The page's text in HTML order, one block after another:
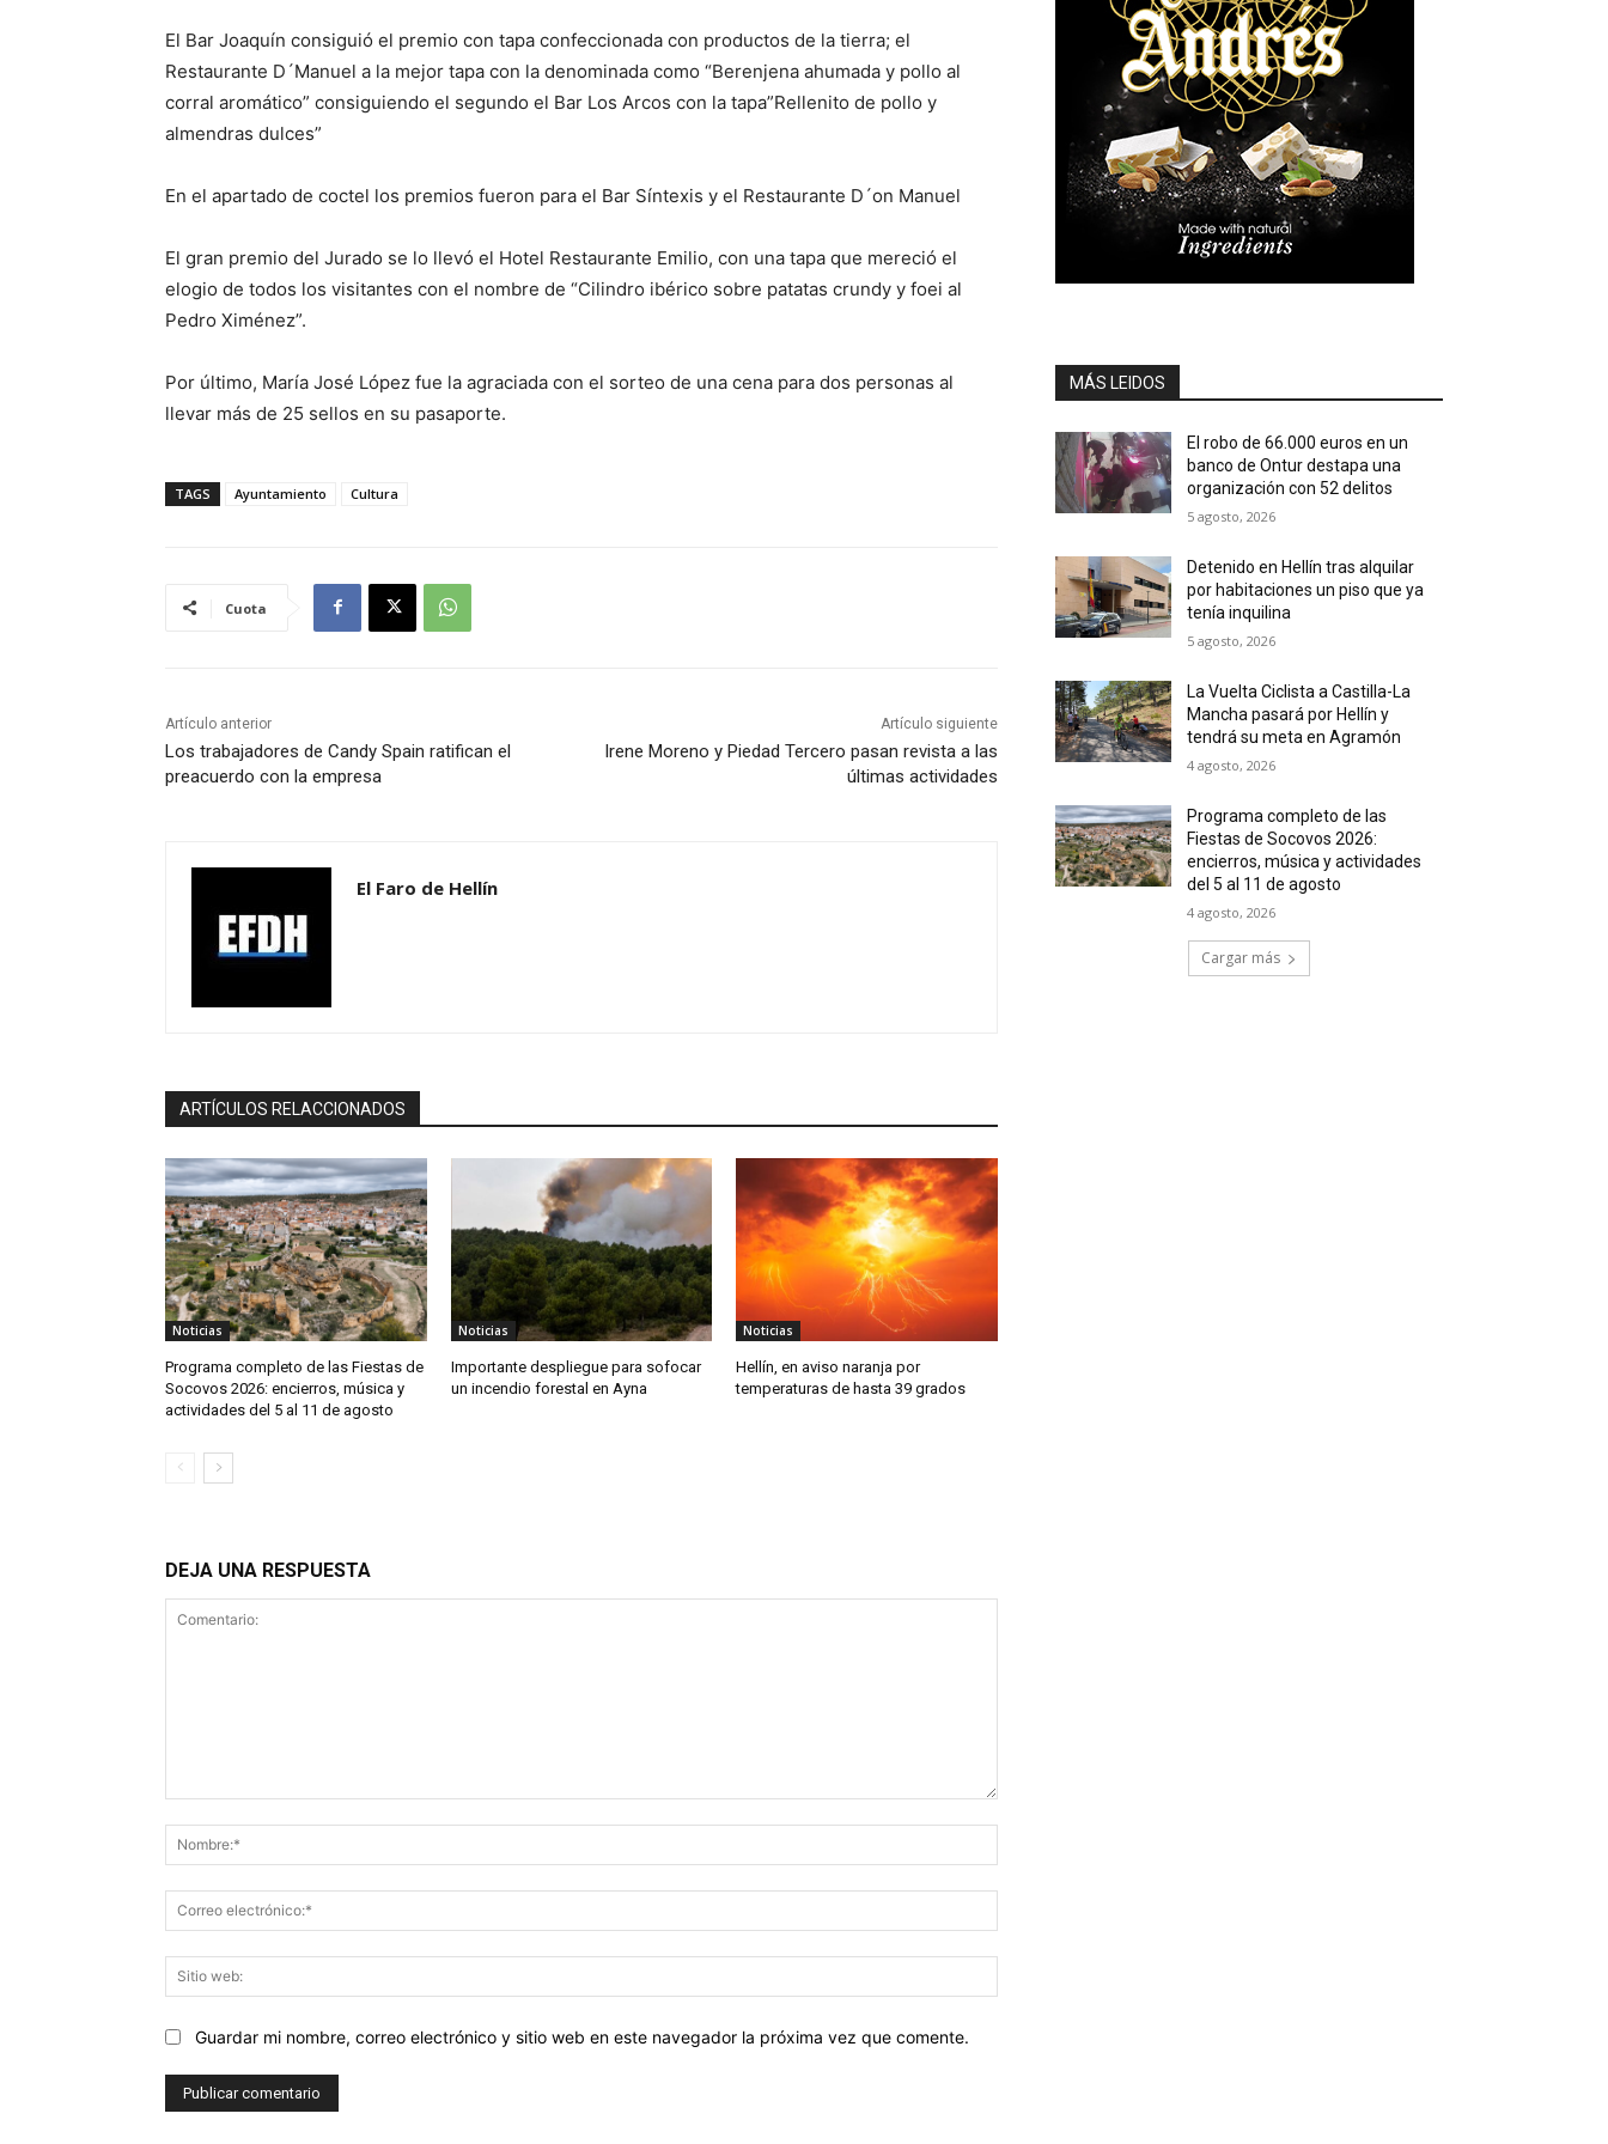
El Bar Joaquín consiguió el premio con tapa confeccionada con productos de la tierra; el
Restaurante D´Manuel a la mejor tapa con la denominada como “Berenjena ahumada y pollo al
corral aromático” consiguiendo el segundo el Bar Los Arcos con la tapa”Rellenito de pollo y
almendras dulces”
En el apartado de coctel los premios fueron para el Bar Síntexis y el Restaurante D´on Manuel
El gran premio del Jurado se lo llevó el Hotel Restaurante Emilio, con una tapa que mereció el
elogio de todos los visitantes con el nombre de “Cilindro ibérico sobre patatas crundy y foei al
Pedro Ximénez”.
Por último, María José López fue la agraciada con el sorteo de una cena para dos personas al
llevar más de 25 sellos en su pasaporte.
TAGS Ayuntamiento Cultura
Cuota
Artículo anterior
Los trabajadores de Candy Spain ratifican el
preacuerdo con la empresa
Artículo siguiente
Irene Moreno y Piedad Tercero pasan revista a las
últimas actividades
El Faro de Hellín
ARTÍCULOS RELACCIONADOS
Noticias
Programa completo de las Fiestas de
Socovos 2026: encierros, música y
actividades del 5 al 11 de agosto
Noticias
Importante despliegue para sofocar
un incendio forestal en Ayna
Noticias
Hellín, en aviso naranja por
temperaturas de hasta 39 grados
DEJA UNA RESPUESTA
electrónico:*
web:
Guardar mi nombre, correo electrónico y sitio web en este navegador la próxima vez que comente.
MÁS LEIDOS
El robo de 66.000 euros en un
banco de Ontur destapa una
organización con 52 delitos
5 agosto, 2026
Detenido en Hellín tras alquilar
por habitaciones un piso que ya
tenía inquilina
5 agosto, 2026
La Vuelta Ciclista a Castilla-La
Mancha pasará por Hellín y
tendrá su meta en Agramón
4 agosto, 2026
Programa completo de las
Fiestas de Socovos 2026:
encierros, música y actividades
del 5 al 11 de agosto
4 agosto, 2026
Cargar más